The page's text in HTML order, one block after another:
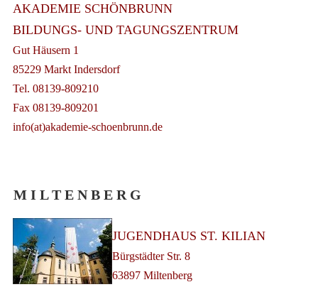
AKADEMIE SCHÖNBRUNN
BILDUNGS- UND TAGUNGSZENTRUM
Gut Häusern 1
85229 Markt Indersdorf
Tel. 08139-809210
Fax 08139-809201
info(at)akademie-schoenbrunn.de
M I L T E N B E R G
JUGENDHAUS ST. KILIAN
Bürgstädter Str. 8
63897 Miltenberg